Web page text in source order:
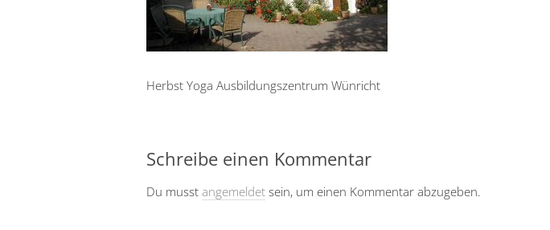
Herbst Yoga Ausbildungszentrum Wünricht
Schreibe einen Kommentar
Du musst angemeldet sein, um einen Kommentar abzugeben.